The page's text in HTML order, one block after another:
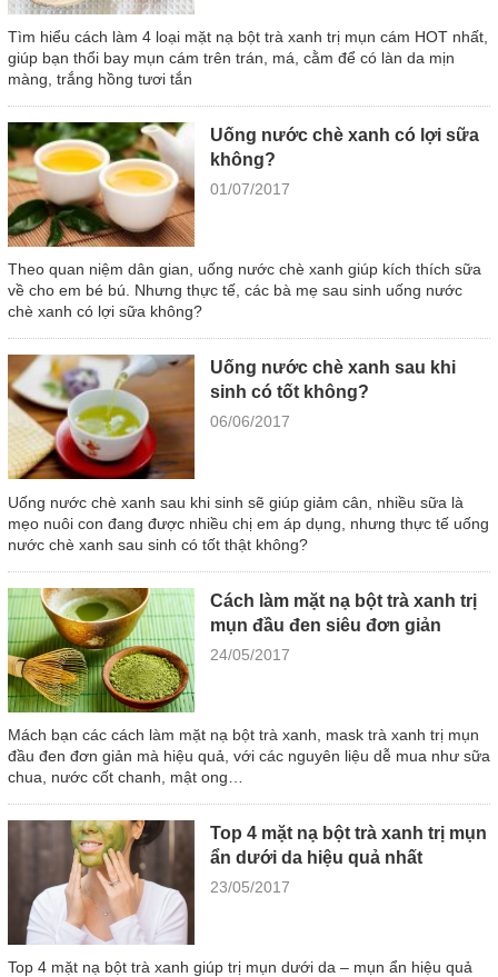
Tìm hiểu cách làm 4 loại mặt nạ bột trà xanh trị mụn cám HOT nhất,
giúp bạn thổi bay mụn cám trên trán, má, cằm để có làn da mịn
màng, trắng hồng tươi tắn
Uống nước chè xanh có lợi sữa
không?
01/07/2017
Theo quan niệm dân gian, uống nước chè xanh giúp kích thích sữa
về cho em bé bú. Nhưng thực tế, các bà mẹ sau sinh uống nước
chè xanh có lợi sữa không?
Uống nước chè xanh sau khi
sinh có tốt không?
06/06/2017
Uống nước chè xanh sau khi sinh sẽ giúp giảm cân, nhiều sữa là
mẹo nuôi con đang được nhiều chị em áp dụng, nhưng thực tế uống
nước chè xanh sau sinh có tốt thật không?
Cách làm mặt nạ bột trà xanh trị
mụn đầu đen siêu đơn giản
24/05/2017
Mách bạn các cách làm mặt nạ bột trà xanh, mask trà xanh trị mụn
đầu đen đơn giản mà hiệu quả, với các nguyên liệu dễ mua như sữa
chua, nước cốt chanh, mật ong…
Top 4 mặt nạ bột trà xanh trị mụn
ẩn dưới da hiệu quả nhất
23/05/2017
Top 4 mặt nạ bột trà xanh giúp trị mụn dưới da – mụn ẩn hiệu quả